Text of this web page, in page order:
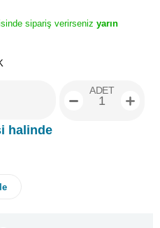
sipariş verirseniz yarın
halinde
ADET